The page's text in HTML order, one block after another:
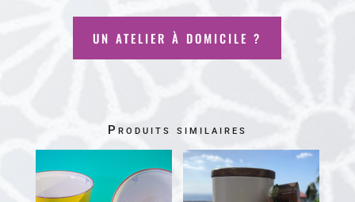
UN ATELIER À DOMICILE ?
Produits similaires